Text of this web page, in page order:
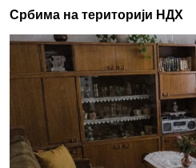
Србима на територији НДХ